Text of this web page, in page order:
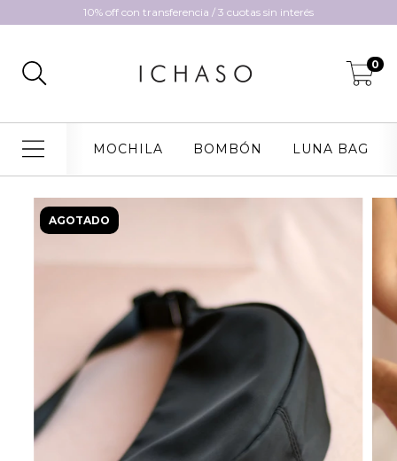
10% off con transferencia / 3 cuotas sin interés
0
MOCHILA BOMBÓN LUNA BAG
AGOTADO